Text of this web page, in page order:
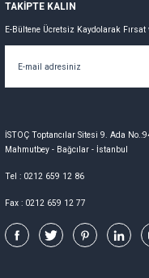
TAKİPTE KALIN
E-Bültene Ücretsiz Kaydolarak
İSTOÇ Toptancılar Sitesi 9. Ada
Mahmutbey - Bağcılar - İstanbul
Tel : 0212 659 12 86
Fax : 0212 659 12 77